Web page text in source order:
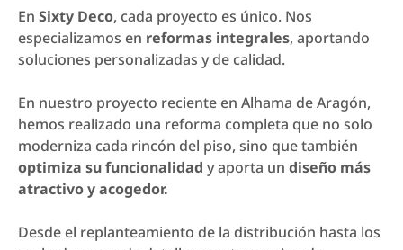
En Sixty Deco, cada proyecto es único. Nos
especializamos en reformas integrales, aportando
soluciones personalizadas y de calidad.
En nuestro proyecto reciente en Alhama de Aragón,
hemos realizado una reforma completa que no solo
moderniza cada rincón del piso, sino que también
optimiza su funcionalidad y aporta un diseño más
atractivo y acogedor.
Desde el replanteamiento de la distribución hasta los